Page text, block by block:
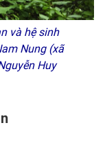
và hệ sinh
Nung (xã
Huy